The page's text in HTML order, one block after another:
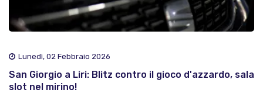
Lunedì, 02 Febbraio 2026
San Giorgio a Liri: Blitz contro il gioco d'azzardo, sala
slot nel mirino!